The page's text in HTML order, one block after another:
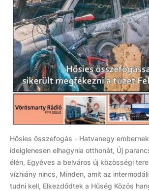
Hősies összefogás - Hatvanegy
ideiglenesen elhagynia otthonát, Új
élén, Egyéves a belváros új közösségi
vízhiány nincs, Minden, amit az
tudni kell, Elkezdődtek a Hűség Közös